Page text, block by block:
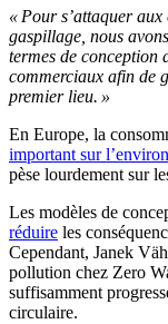
« Pour s’attaquer aux
gaspillage, nous
termes de conception
commerciaux afin de
premier lieu. »
En Europe, la
important sur
pèse lourdement sur
Les modèles de
réduire les
Cependant, Janek
pollution chez Zero
suffisamment
circulaire.